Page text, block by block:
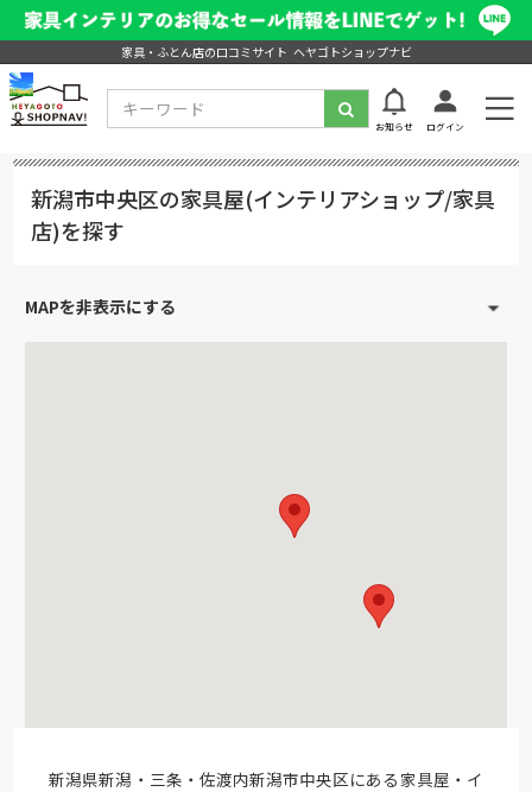
家具・ふとん店の口コミサイト ヘヤゴトショップナビ
お知らせ ログイン
新潟市中央区の家具屋(インテリアショップ/家具
店)を探す
新潟県新潟・三条・佐渡内新潟市中央区にある家具屋・イ